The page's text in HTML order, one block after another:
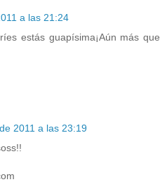
a las 21:24
estás guapísima¡Aún más que
2011 a las 23:19